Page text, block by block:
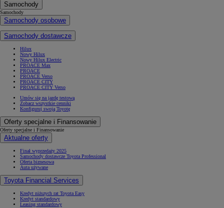
Samochody
Samochody
Samochody osobowe
Samochody dostawcze
Hilux
Nowy Hilux
Nowy Hilux Electric
PROACE Max
PROACE
PROACE Verso
PROACE CITY
PROACE CITY Verso
Umów się na jazdę testową
Zobacz wszystkie cenniki
Konfiguruj swoją Toyotę
Oferty specjalne i Finansowanie
Oferty specjalne i Finansowanie
Aktualne oferty
Finał wyprzedaży 2025
Samochody dostawcze Toyota Professional
Oferta biznesowa
Auta używane
Toyota Financial Services
Kredyt niższych rat Toyota Easy
Kredyt standardowy
Leasing standardowy